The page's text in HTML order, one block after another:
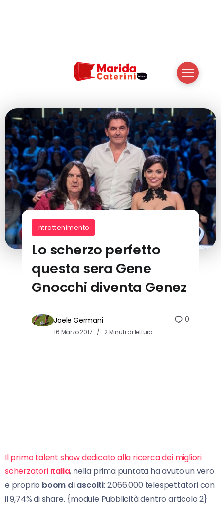
Intrattenimento
Lo scherzo perfetto
questa sera Gene
Gnocchi diventa Genez
Joele Germani
16 Marzo 2017 2 Minuti di lettura
0
Il primo talent show dedicato alla ricerca dei migliori
scherzatori Italia, nella prima puntata ha avuto un vero
e proprio boom di ascolti: 2.066.000 telespettatori con
il 9,74% di share. {module Pubblicità dentro articolo 2}